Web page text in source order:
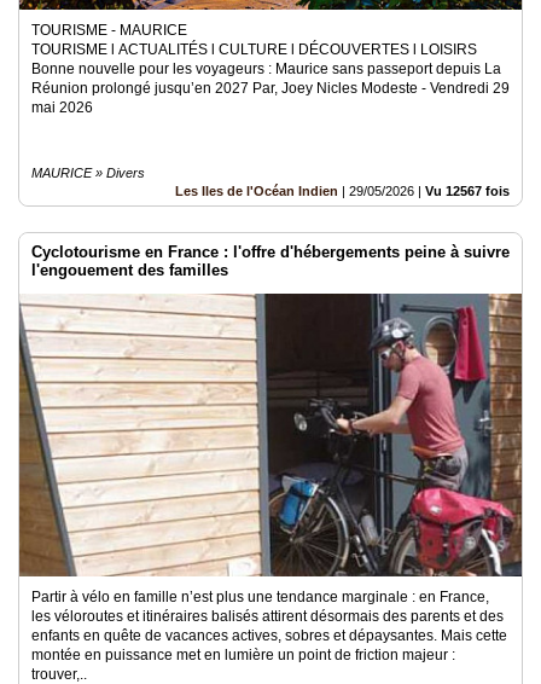
TOURISME - MAURICE
TOURISME l ACTUALITÉS l CULTURE l DÉCOUVERTES l LOISIRS
Bonne nouvelle pour les voyageurs : Maurice sans passeport depuis La
Réunion prolongé jusqu’en 2027 Par, Joey Nicles Modeste - Vendredi 29
mai 2026
MAURICE » Divers
Les Iles de l'Océan Indien | 29/05/2026 | Vu 12567 fois
Cyclotourisme en France : l'offre d'hébergements peine à suivre
l'engouement des familles
Partir à vélo en famille n’est plus une tendance marginale : en France,
les véloroutes et itinéraires balisés attirent désormais des parents et des
enfants en quête de vacances actives, sobres et dépaysantes. Mais cette
montée en puissance met en lumière un point de friction majeur :
trouver,..